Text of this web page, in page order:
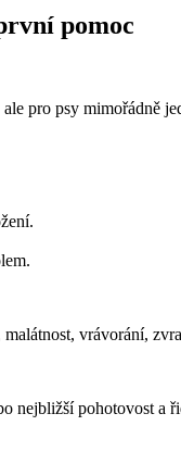
pomoc
pro psy mimořádně
vrávorání,
nejbližší pohotovost